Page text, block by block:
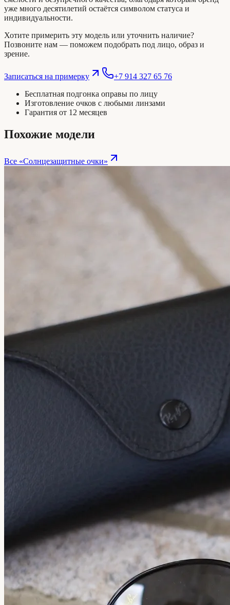
уже много десятилетий остаётся символом статуса и
индивидуальности.
Хотите примерить эту модель или уточнить наличие?
Позвоните нам — поможем подобрать под лицо, образ и
зрение.
Записаться на примерку
+7 914 327 65 76
Бесплатная подгонка оправы по лицу
Изготовление очков с любыми линзами
Гарантия от 12 месяцев
Похожие модели
Все «Солнцезащитные очки»